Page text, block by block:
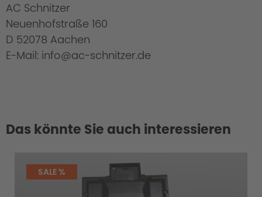
AC Schnitzer
Neuenhofstraße 160
D 52078 Aachen
E-Mail: info@ac-schnitzer.de
Das könnte Sie auch interessieren
SALE %